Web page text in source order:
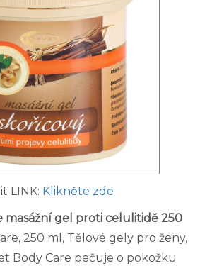
LINK: Klikněte zde
masážní gel proti celulitidě 250
250 ml, Tělové gely pro ženy,
Body Care pečuje o pokožku